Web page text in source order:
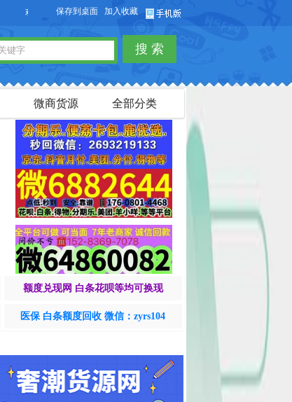
欢迎您访问【货品源】微商货源网站，本站可以免费发布微商货源信息，免费
保存到桌面 加入收藏
搜 索
微商货源 全部分类
额度兑现网 白条花呗等均可换现
医保 白条额度回收 微信：zyrs104